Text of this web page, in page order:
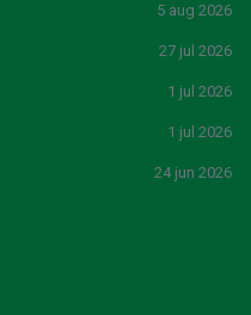
5 aug 2026
27 jul 2026
1 jul 2026
1 jul 2026
24 jun 2026